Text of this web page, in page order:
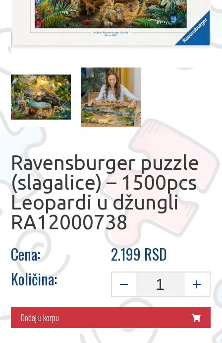
Ravensburger puzzle
(slagalice) – 1500pcs
Leopardi u džungli
RA12000738
Cena:
2.199 RSD
Količina:
Dodaj u korpu